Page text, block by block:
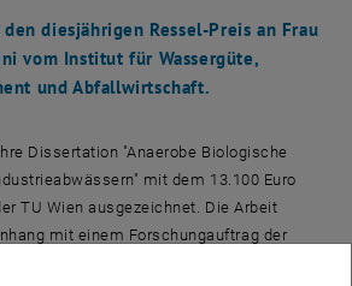
diesjährigen Ressel-Preis an Frau
vom Institut für Wassergüte,
und Abfallwirtschaft.
Dissertation "Anaerobe Biologische
mit dem 13.100 Euro
TU Wien ausgezeichnet. Die Arbeit
mit einem Forschungauftrag der